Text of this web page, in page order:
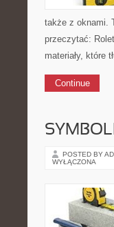
także z oknami.
przeczytać:
materiały, które
Continue
POSTED BY
WYŁĄCZONA